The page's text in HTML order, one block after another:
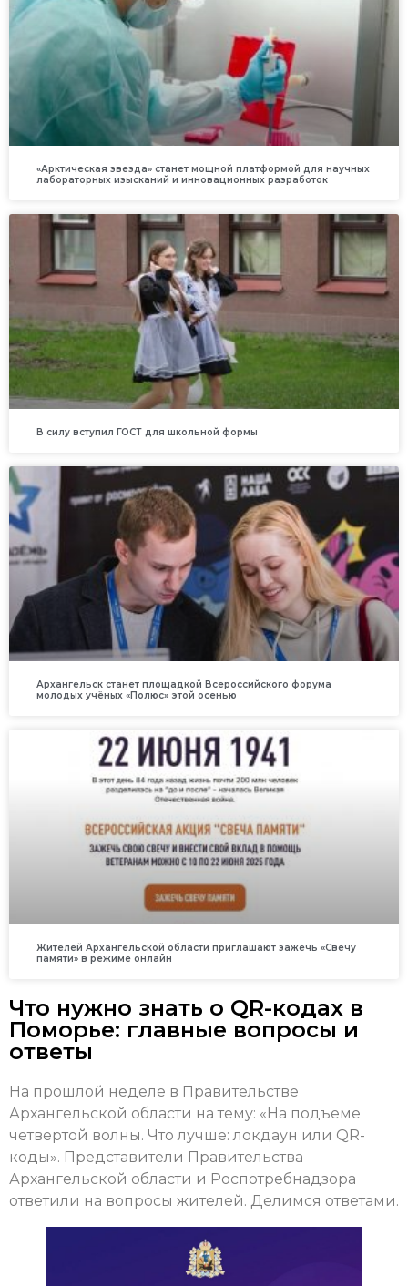
«Арктическая звезда» станет мощной платформой для научных
лабораторных изысканий и инновационных разработок
В силу вступил ГОСТ для школьной формы
Архангельск станет площадкой Всероссийского форума
молодых учёных «Полюс» этой осенью
Жителей Архангельской области приглашают зажечь «Свечу
памяти» в режиме онлайн
Что нужно знать о QR-кодах в
Поморье: главные вопросы и
ответы
На прошлой неделе в Правительстве
Архангельской области на тему: «На подъеме
четвертой волны. Что лучше: локдаун или QR-
коды». Представители Правительства
Архангельской области и Роспотребнадзора
ответили на вопросы жителей. Делимся ответами.